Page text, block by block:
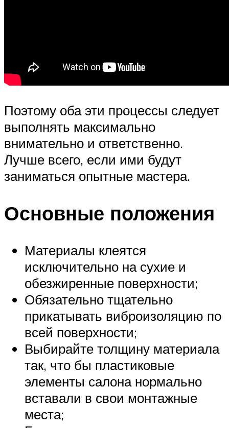
Поэтому оба эти процессы следует
выполнять максимально
внимательно и ответственно.
Лучше всего, если ими будут
заниматься опытные мастера.
Основные положения
Материалы клеятся
исключительно на сухие и
обезжиренные поверхности;
Обязательно тщательно
прикатывать виброизоляцию по
всей поверхности;
Выбирайте толщину материала
так, что бы пластиковые
элементы салона нормально
вставали в свои монтажные
места;